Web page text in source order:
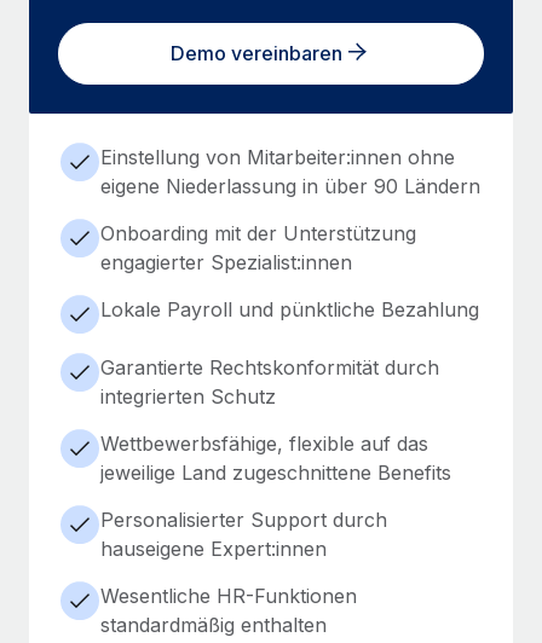
Demo vereinbaren
Einstellung von Mitarbeiter:innen ohne
eigene Niederlassung in über 90 Ländern
Onboarding mit der Unterstützung
engagierter Spezialist:innen
Lokale Payroll und pünktliche Bezahlung
Garantierte Rechtskonformität durch
integrierten Schutz
Wettbewerbsfähige, flexible auf das
jeweilige Land zugeschnittene Benefits
Personalisierter Support durch
hauseigene Expert:innen
Wesentliche HR-Funktionen
standardmäßig enthalten